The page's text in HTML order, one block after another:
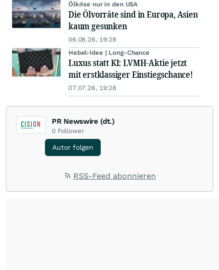
Ölkrise nur in den USA
Die Ölvorräte sind in Europa, Asien
kaum gesunken
06.08.26, 19:28
Hebel-Idee | Long-Chance
Luxus statt KI: LVMH-Aktie jetzt
mit erstklassiger Einstiegschance!
07.07.26, 19:28
PR Newswire (dt.)
0 Follower
Autor folgen
RSS-Feed abonnieren